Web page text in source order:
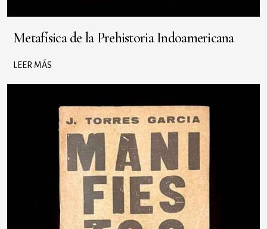
Metafísica de la Prehistoria Indoamericana
LEER MÁS